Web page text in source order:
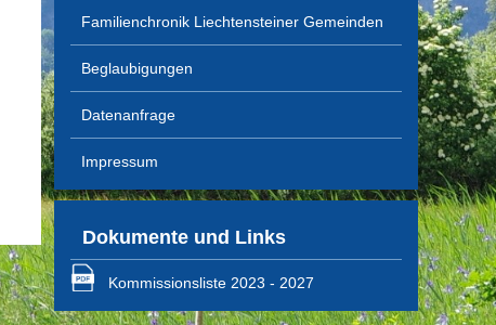
Familienchronik Liechtensteiner Gemeinden
Beglaubigungen
Datenanfrage
Impressum
Dokumente und Links
Kommissionsliste 2023 - 2027